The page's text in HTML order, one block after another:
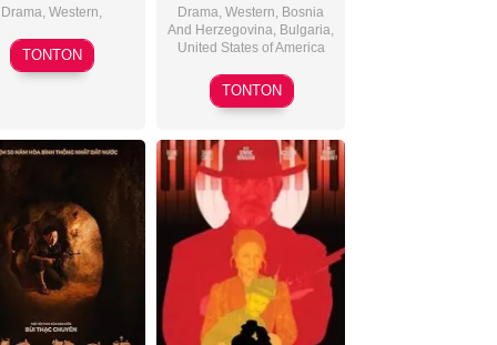
Drama, Western,
2025-
04-
TONTON
Drama, Western, Bosnia
And Herzegovina, Bulgaria,
United States of America
2025-
12-
TONTON